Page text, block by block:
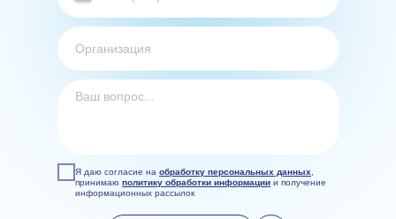
Я даю согласие на обработку персональных данных
принимаю политику обработки информации и получение
информационных рассылок